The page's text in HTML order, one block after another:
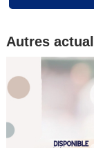
Autres